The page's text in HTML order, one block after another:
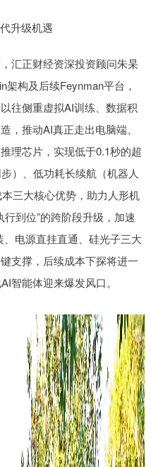
升级机遇
汇正财经资深投资顾问朱杲
构及后续Feynman平台，
往侧重虚拟AI训练、数据积
，推动AI真正走出电脑端、
理芯片，实现低于0.1秒的超
）、低功耗长续航（机器人
三大核心优势，助力人形机
到位”的跨阶段升级，加速
电源直挂直通、硅光子三大
支撑，后续成本下探将进一
智能体迎来爆发风口。